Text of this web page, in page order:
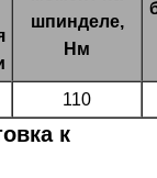
шпинделе,
Нм
110
к